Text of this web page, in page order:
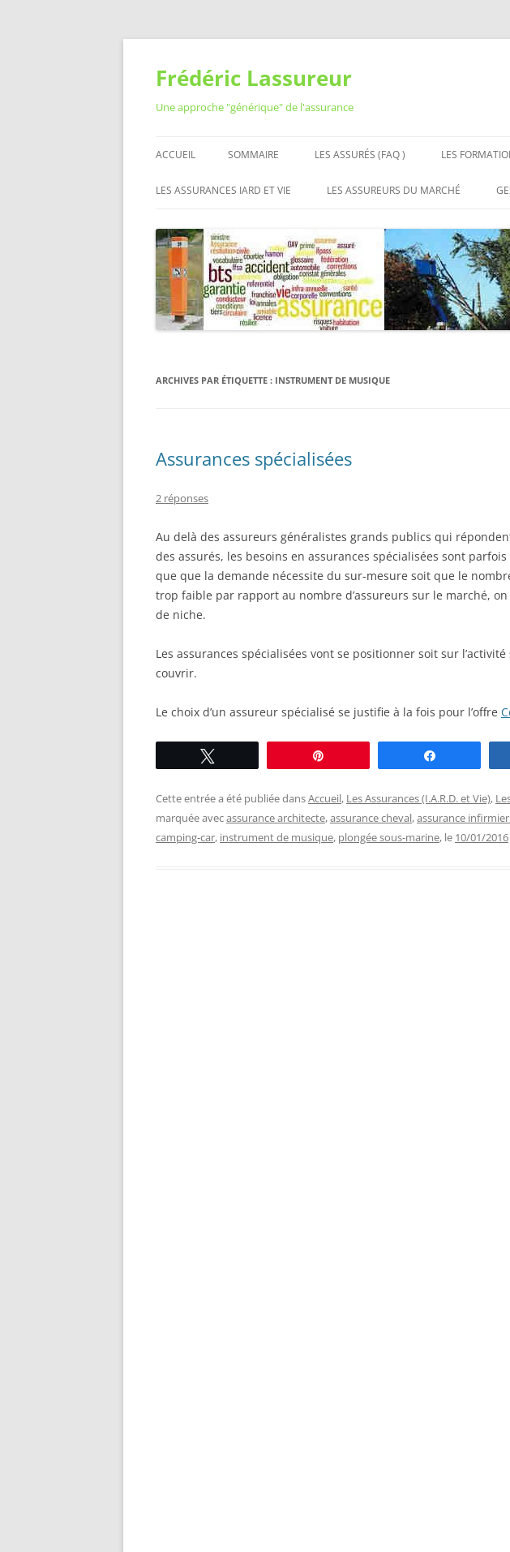
Aller
contenu
Frédéric Lassureur
Une approche "générique" de l'assurance
ACCUEIL SOMMAIRE LES ASSURÉS (FAQ )
RÉSILIER LES ASSURANCES
ASSURANCE
LES
BTS
ASSURANCE
MASTERS
LES ASSURANCES IARD ET VIE
ASSURANCE HABITATION
MUTUELLE SANTÉ
ASSURANCE VIE
LES ASSUREURS DU MARCHÉ
L’ASSURANCE
LES ORGANISATIONS
PROFESSIONNELLES DE
L’ASSURANCE
ARCHIVES PAR ÉTIQUETTE : INSTRUMENT DE MUSIQUE
Assurances spécialisées
2 réponses
Au delà des assureurs généralistes grands publics qui
des assurés, les besoins en assurances spécialisées sont
que que la demande nécessite du sur-mesure soit que le
trop faible par rapport au nombre d’assureurs sur le marché, on
de niche.
Les assurances spécialisées vont se positionner soit sur
couvrir.
Le choix d’un assureur spécialisé se justifie à la fois pour l’offre
Cette entrée a été publiée dansAccueil, Les Assurances (I.A.R.D. et Vie),
marquée avecassurance architecte,assurance cheval,assurance
camping-car, instrument de musique, plongée sous-marine, le 10/01/2016